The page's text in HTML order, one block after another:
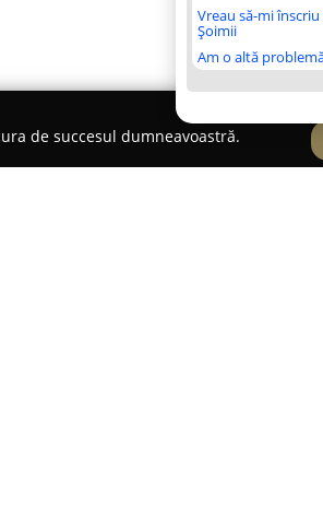
Vreau să-mi
Șoimii
Am o altă
de succesul dumneavoastră.